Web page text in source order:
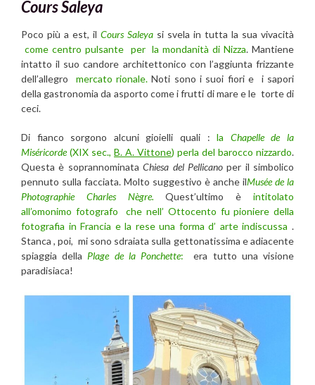
Cours Saleya
Poco più a est, il Cours Saleya si svela in tutta la sua vivacità
come centro pulsante per la mondanità di Nizza. Mantiene
intatto il suo candore architettonico con l’aggiunta frizzante
dell’allegro
mercato rionale. Noti sono i suoi fiori e i sapori
della gastronomia da asporto come i frutti di mare e le torte di
ceci.
Di fianco sorgono alcuni gioielli quali :la Chapelle de la
Miséricorde(XIX sec., B. A. Vittone) perla del barocco nizzardo.
Questa è soprannominataChiesa del Pellicanoper il simbolico
pennuto sulla facciata. Molto suggestivo è anche ilMusée de la
Photographie Charles Nègre. Quest’ultimo èintitolato
all’omonimo fotografo che nell’ Ottocento fu pioniere della
fotografia in Francia e la rese una forma d’ arte indiscussa .
Stanca , poi, mi sono sdraiata sulla gettonatissima e adiacente
spiaggia della Plage de la Ponchette: era tutto una visione
paradisiaca!